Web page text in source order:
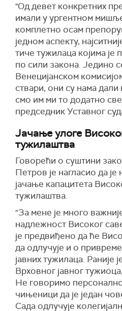
"Од девет конкретних
имали у ургентном
комплетно осам
једном аспекту,
тиче тужилаца којима
по сили закона. Једино
Венецијанском
ствари, они су нама дали
смо им ми то додатно
председник Уставног
Јачање улоге
тужилаштва
Говорећи о суштини
Петров је нагласио да је
јачање капацитета
тужилаштва.
"За мене је много
надлежност Високог
је предвиђено да ће
да одлучује и о
јавних тужилаца. Раније
Врховног јавног
Не говоримо
чињеници да је један
Сада одлучује